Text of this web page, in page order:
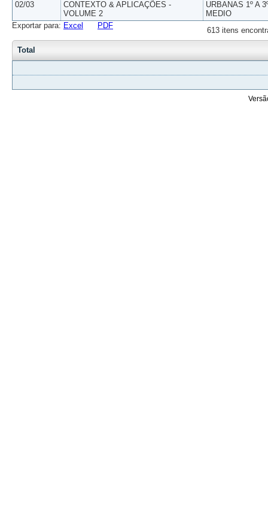
02/03
CONTEXTO & APLICAÇÕES -
VOLUME 2
URBANAS 1º A
MEDIO
613 itens
Exportar para: Excel PDF
Total